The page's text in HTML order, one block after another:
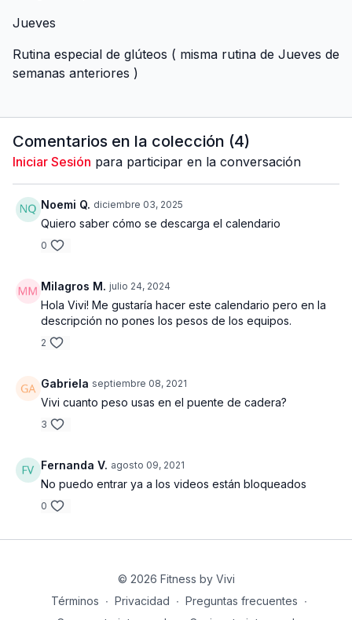
Jueves
Rutina especial de glúteos ( misma rutina de Jueves de
semanas anteriores )
Comentarios en la colección (4)
Iniciar Sesión para participar en la conversación
Noemi Q. diciembre 03, 2025
Quiero saber cómo se descarga el calendario
0
Milagros M. julio 24, 2024
Hola Vivi! Me gustaría hacer este calendario pero en la
descripción no pones los pesos de los equipos.
2
Gabriela septiembre 08, 2021
Vivi cuanto peso usas en el puente de cadera?
3
Fernanda V. agosto 09, 2021
No puedo entrar ya a los videos están bloqueados
0
© 2026 Fitness by Vivi
Términos ∙ Privacidad ∙ Preguntas frecuentes ∙